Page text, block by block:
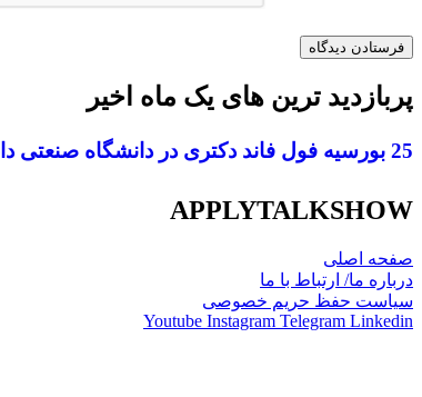
پربازدید ترین های یک ماه اخیر
APPLYTALKSHOW
صفحه اصلی
درباره ما/ ارتباط با ما
سیاست حفظ حریم خصوصی
Youtube Instagram Telegram Linkedin